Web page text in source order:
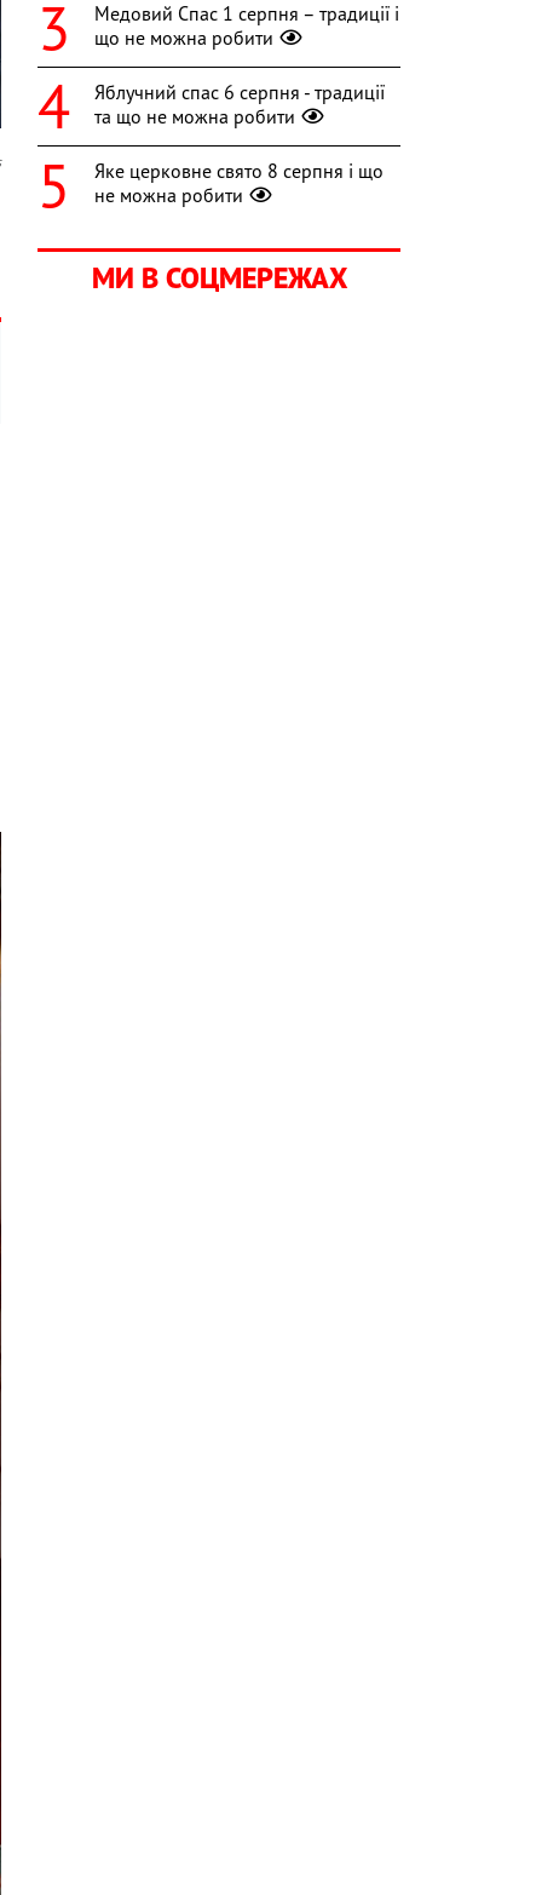
Медовий Спас 1 серпня – традиції і
що не можна робити
Яблучний спас 6 серпня - традиції
та що не можна робити
Яке церковне свято 8 серпня і що
не можна робити
МИ В СОЦМЕРЕЖАХ